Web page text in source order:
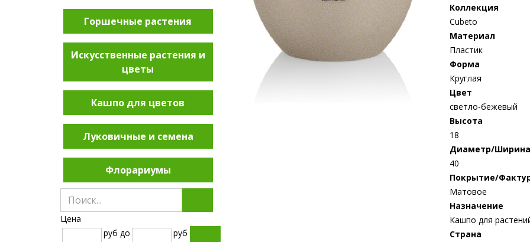
Горшечные растения
Искусственные растения и
цветы
Кашпо для цветов
Луковичные и семена
Флорариумы
Цена
руб до руб
Коллекция
Cubeto
Материал
Пластик
Форма
Круглая
Цвет
светло-бежевый
Высота
18
Диаметр/Ширина
40
Покрытие/
Матовое
Назначение
Кашпо для
Страна